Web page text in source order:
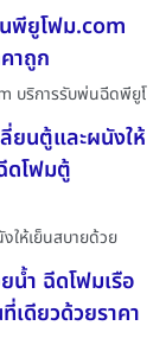
พียูโฟม.com
าถูก
บริการรับพ่นฉีดพียูโ
ยนตู้และผนังให้
ดโฟมตู้
ห้เย็นสบายด้วย
ำ ฉีดโฟมเรือ
เดียวด้วยราคา